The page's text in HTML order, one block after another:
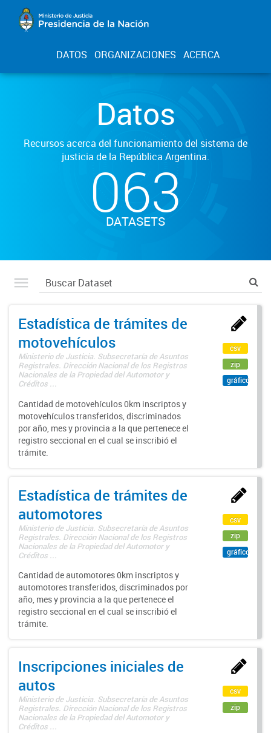
DATOS ORGANIZACIONES ACERCA
Datos
Recursos acerca del funcionamiento del sistema de
justicia de la República Argentina.
063
DATASETS
Estadística de trámites de
motovehículos
Ministerio de Justicia. Subsecretaría de Asuntos
Registrales. Dirección Nacional de los Registros
Nacionales de la Propiedad del Automotor y
Créditos ...
Cantidad de motovehículos 0km inscriptos y
motovehículos transferidos, discriminados
por año, mes y provincia a la que pertenece el
registro seccional en el cual se inscribió el
trámite.
csv
zip
gráfico
Estadística de trámites de
automotores
Ministerio de Justicia. Subsecretaría de Asuntos
Registrales. Dirección Nacional de los Registros
Nacionales de la Propiedad del Automotor y
Créditos ...
Cantidad de automotores 0km inscriptos y
automotores transferidos, discriminados por
año, mes y provincia a la que pertenece el
registro seccional en el cual se inscribió el
trámite.
csv
zip
gráfico
Inscripciones iniciales de
autos
Ministerio de Justicia. Subsecretaría de Asuntos
Registrales. Dirección Nacional de los Registros
Nacionales de la Propiedad del Automotor y
Créditos ...
csv
zip